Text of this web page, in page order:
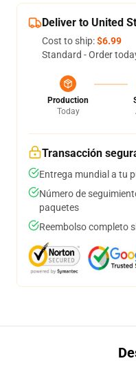
Deliver to United
Cost to ship:$6.99
Standard - Order
Production
Today
Transacción
Entrega mundial a tu
Número de
paquetes
Reembolso completo